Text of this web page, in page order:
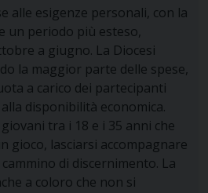
alle esigenze personali, con la
un periodo più esteso,
a giugno. La Diocesi
la maggior parte delle spese,
a carico dei partecipanti
disponibilità economica.
tra i 18 e i 35 anni che
gioco, lasciarsi accompagnare
di discernimento. La
a coloro che non si